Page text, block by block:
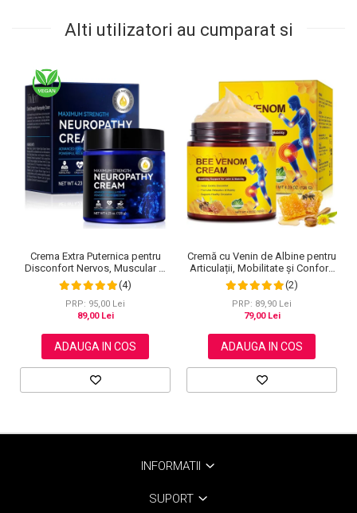
Alti utilizatori au cumparat si
Crema Extra Puternica pentru
Disconfort Nervos, Muscular si
Articular, 120 g
(4)
PRP: 95,00 Lei
89,00 Lei
ADAUGA IN COS
Cremă cu Venin de Albine pentru
Articulații, Mobilitate și Confort,
120 g
(2)
PRP: 89,90 Lei
79,00 Lei
ADAUGA IN COS
INFORMATII
SUPORT